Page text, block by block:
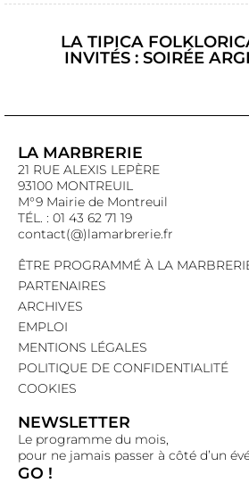
LA TIPICA
INVITÉS : SOIRÉE
LA MARBRERIE
21 RUE ALEXIS LEPÈRE
93100 MONTREUIL
M°9 Mairie de Montreuil
TÉL. : 01 43 62 71 19
contact(@)lamarbrerie.fr
ÊTRE PROGRAMMÉ À LA
PARTENAIRES
ARCHIVES
EMPLOI
MENTIONS LÉGALES
POLITIQUE DE CONFIDENTIALITÉ
COOKIES
NEWSLETTER
Le programme du mois,
pour ne jamais passer à côté d’un
GO !